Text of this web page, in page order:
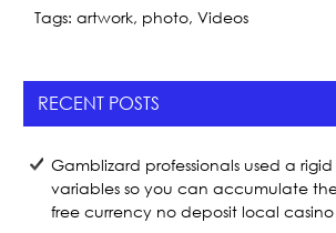
c
b
o
o
k
itt ar
Tags: artwork, photo, Videos
RECENT POSTS
Gamblizard professionals used a
variables so you can accumulate
free currency no deposit local casino